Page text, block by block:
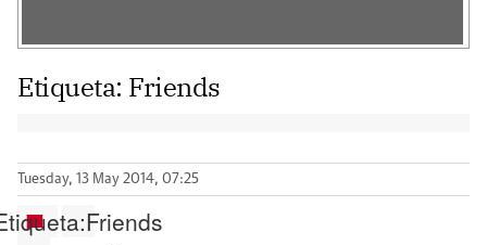
Etiqueta: Friends
Tuesday, 13 May 2014, 07:25
Friends